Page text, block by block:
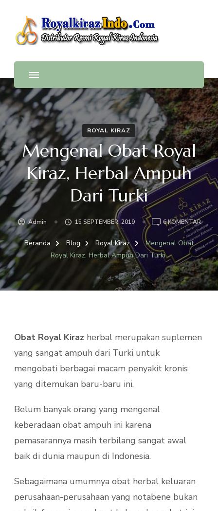
Royalkirazindo.Com
Distributor Resmi Royal Kiraz Indonesia
ROYAL KIRAZ
Mengenal Obat Royal
Kiraz, Herbal Ampuh
Dari Turki
Admin 15 SEPTEMBER, 2019 6 KOMENTARPADA
OBAT
DARI
Beranda Blog Royal Kiraz
Mengenal Obat
Royal Kiraz, Herbal Ampuh Dari Turki
Obat Royal Kiraz herbal merupakan suplemen
yang sangat ampuh dari Turki untuk
mengobati berbagai macam penyakit kronis
yang ditemukan baru-baru ini.
Belum banyak orang yang mengenal
keberadaan obat ampuh ini karena
pemasarannya masih terbilang sangat awal
baik di dunia maupun di Indonesia.
Sebagaimana umumnya obat herbal keluaran
perusahaan-perusahaan yang notabene bukan